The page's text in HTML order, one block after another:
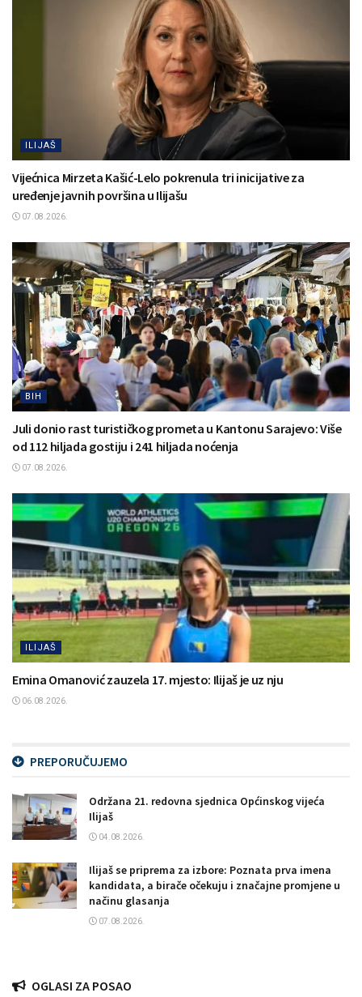
ILIJAŠ
Vijećnica Mirzeta Kašić-Lelo pokrenula tri inicijative za
uređenje javnih površina u Ilijašu
07.08.2026.
BIH
Juli donio rast turističkog prometa u Kantonu Sarajevo: Više
od 112 hiljada gostiju i 241 hiljada noćenja
07.08.2026.
ILIJAŠ
Emina Omanović zauzela 17. mjesto: Ilijaš je uz nju
06.08.2026.
PREPORUČUJEMO
Održana 21. redovna sjednica Općinskog vijeća
Ilijaš
04.08.2026.
Ilijaš se priprema za izbore: Poznata prva imena
kandidata, a birače očekuju i značajne promjene u
načinu glasanja
07.08.2026.
OGLASI ZA POSAO